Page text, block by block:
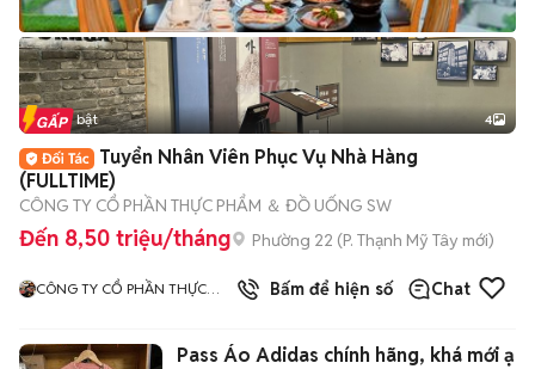
Tin nổi bật 4
Tuyển Nhân Viên Phục Vụ Nhà Hàng
(FULLTIME)
CÔNG TY CỔ PHẦN THỰC PHẨM ＆ ĐỒ UỐNG SW
Đến 8,50 triệu/tháng Phường 22 (P. Thạnh Mỹ Tây mới)
CÔNG TY CỔ PHẦN THỰC
Bấm để hiện số Chat
Pass Áo Adidas chính hãng, khá mới ạ